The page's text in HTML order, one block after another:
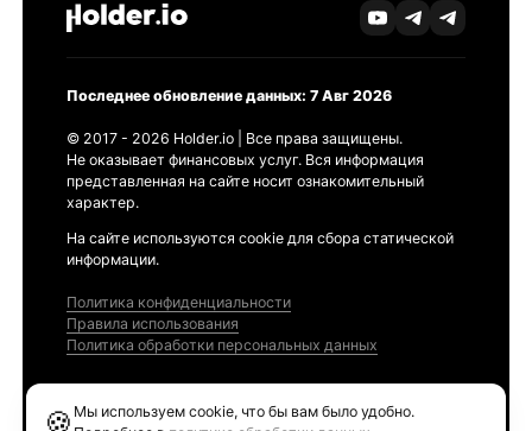
Последнее обновление данных: 7 Авг 2026
© 2017 - 2026 Holder.io | Все права защищены.
Не оказывает финансовых услуг. Вся информация
представленная на сайте носит ознакомительный
характер.
На сайте используются cookie для сбора статической
информации.
Политика конфиденциальности
Правила использования
Политика обработки персональных данных
🍪 Мы используем cookie, что бы вам было удобно.